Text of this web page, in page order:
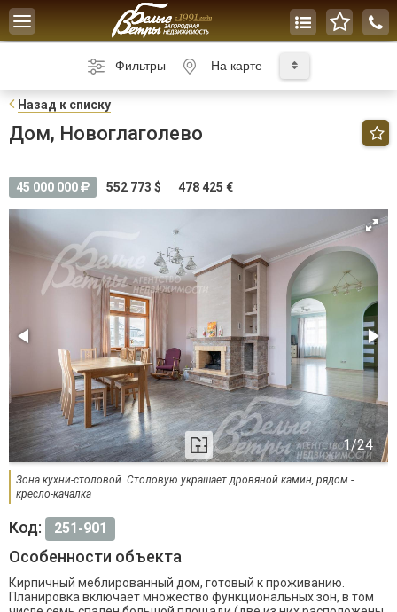
Toggle
navigation
Фильтры На карте
Назад к списку
Дом, Новоглаголево
45 000 000 552 773 $ 478 425 €
Зона кухни-столовой. Столовую украшает дровяной камин, рядом -
кресло-качалка
Код: 251-901
Особенности объекта
Кирпичный меблированный дом, готовый к проживанию.
Планировка включает множество функциональных зон, в том